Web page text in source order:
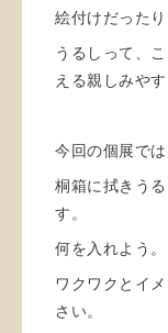
絵付けだったり
うるしって、
える親しみや
今回の個展で
桐箱に拭きう
す。
何を入れよう。
ワクワクとイ
さい。